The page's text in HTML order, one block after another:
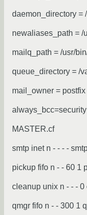
daemon_directory =
newaliases_path = /
mailq_path = /usr/
queue_directory = /
mail_owner = postfix
always_bcc=security
MASTER.cf
smtp inet n - - - -
pickup fifo n - - 60 1
cleanup unix n - - - 0
qmgr fifo n - - 300 1